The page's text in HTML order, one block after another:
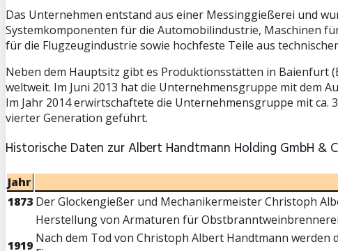
Das Unternehmen entstand aus einer Messinggießerei und
Systemkomponenten für die Automobilindustrie, Maschinen
für die Flugzeugindustrie sowie hochfeste Teile aus
Neben dem Hauptsitz gibt es Produktionsstätten in Baienfurt
weltweit. Im Juni 2013 hat die Unternehmensgruppe mit dem
Im Jahr 2014 erwirtschaftete die Unternehmensgruppe mit
vierter Generation geführt.
Historische Daten zur Albert Handtmann Holding GmbH &
Jahr
1873 Der Glockengießer und Mechanikermeister Christoph
Herstellung von Armaturen für
1919 Nach dem Tod von Christoph Albert Handtmann